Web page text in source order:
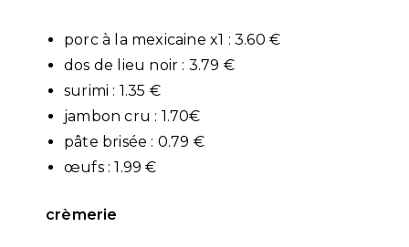
porc à la mexicaine x1 : 3.60 €
dos de lieu noir : 3.79 €
surimi : 1.35 €
jambon cru : 1.70€
pâte brisée : 0.79 €
œufs : 1.99 €
crèmerie